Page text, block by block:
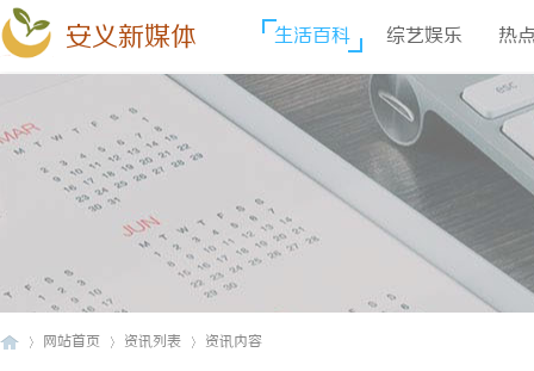
安义新媒体 生活百科 综艺娱乐 热
网站首页 资讯列表 资讯内容